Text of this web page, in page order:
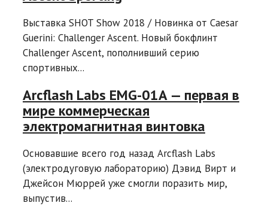
Выставка SHOT Show 2018 / Новинка от Caesar
Guerini: Challenger Ascent. Новый бокфлинт
Challenger Ascent, пополнивший серию
спортивных...
Arcflash Labs EMG-01A — первая в
мире коммерческая
электромагнитная винтовка
Основавшие всего год назад Arcflash Labs
(электродуговую лабораторию) Дэвид Вирт и
Джейсон Мюррей уже смогли поразить мир,
выпустив...